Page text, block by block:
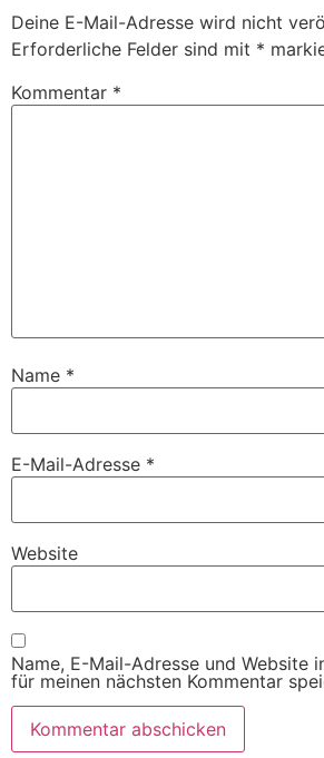
Deine E-Mail-Adresse wird nicht
Erforderliche Felder sind mit *
Kommentar *
Name *
E-Mail-Adresse *
Website
Name, E-Mail-Adresse und Website
für meinen nächsten Kommentar